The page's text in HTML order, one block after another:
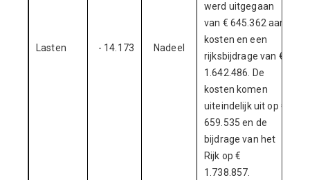
Lasten - 14.173 Nadeel
werd uitgegaan
van € 645.362 aan
kosten en een
rijksbijdrage van €
1.642.486. De
kosten komen
uiteindelijk uit op €
659.535 en de
bijdrage van het
Rijk op €
1.738.857.